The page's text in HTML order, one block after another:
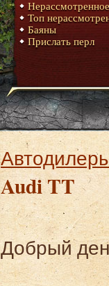
Нерассмотренное
Топ
Баяны
Прислать перл
Audi TT
Добрый